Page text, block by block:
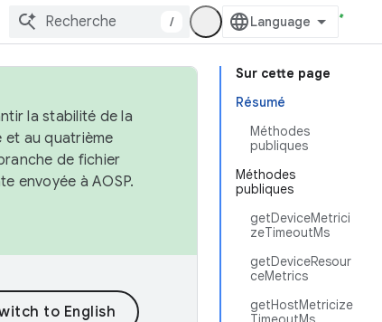
/
Sur cette page
Résumé
Méthodes
publiques
Méthodes
publiques
getDeviceMetrici
zeTimeoutMs
getDeviceResour
ceMetrics
getHostMetricize
la stabilité de la
et au quatrième
de fichier
envoyée à AOSP.